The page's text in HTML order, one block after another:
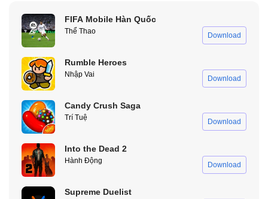
FIFA Mobile Hàn Quốc
Thể Thao Download
Rumble Heroes
Nhập Vai Download
Candy Crush Saga
Trí Tuệ Download
Into the Dead 2
Hành Động Download
Supreme Duelist